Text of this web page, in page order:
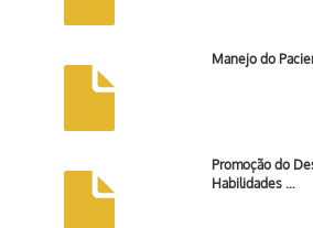
Manejo do
Promoção do
Habilidades …